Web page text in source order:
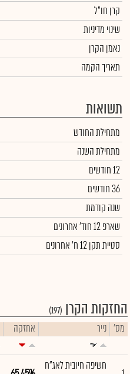
קרן חו"ל
שינוי מדיניות
נאמן הקרן
תאריך הקמה
תשואות
מתחילת החודש
מתחילת השנה
12 חודשים
36 חודשים
שנה קודמת
שארפ 12 חוד' אחרונים
סטיית תקן 12 ח' אחרונים
החזקות הקרן (197)
מס' נייר אחזקה
חשיפה חיובית לאג"ח